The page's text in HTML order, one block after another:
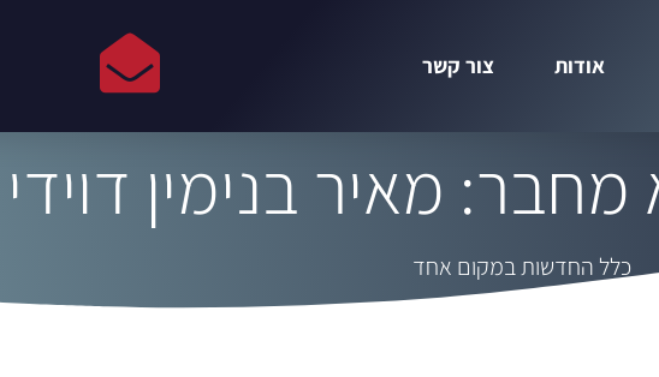
אודות צור קשר
מחבר: מאיר בנימין דוידי
כלל החדשות במקום אחד